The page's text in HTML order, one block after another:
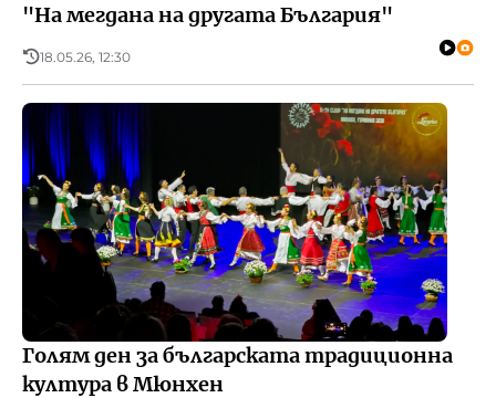
"На мегдана на другата България"
18.05.26, 12:30
Голям ден за българската традиционна
култура в Мюнхен